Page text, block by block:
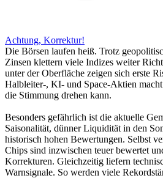
Achtung, Korrektur!
Die Börsen laufen heiß. Trotz
Zinsen klettern viele Indizes weiter
unter der Oberfläche zeigen sich erste
Halbleiter-, KI- und Space-Aktien
die Stimmung drehen kann.
Besonders gefährlich ist die aktuelle
Saisonalität, dünner Liquidität in den
historisch hohen Bewertungen. Selbst
Chips sind inzwischen teuer bewertet
Korrekturen. Gleichzeitig liefern
Warnsignale. So werden viele